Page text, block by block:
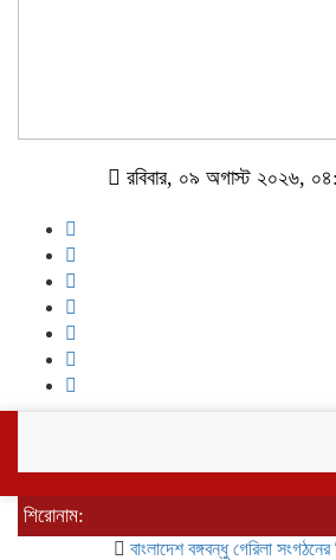
রবিবার, ০৯ অগাস্ট ২০২৬,
শিরোনাম:
বাংলাদেশ বঙ্গবন্ধু গেরিলা সংগঠনের